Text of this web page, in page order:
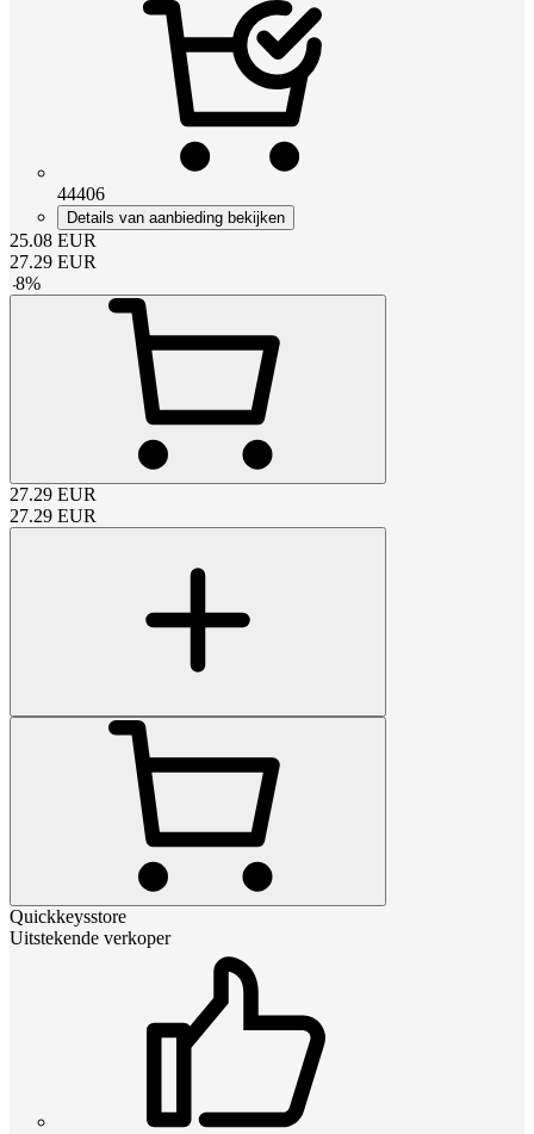
44406
Details van aanbieding bekijken
25.08 EUR
27.29 EUR
-8%
27.29 EUR
27.29 EUR
Quickkeysstore
Uitstekende verkoper